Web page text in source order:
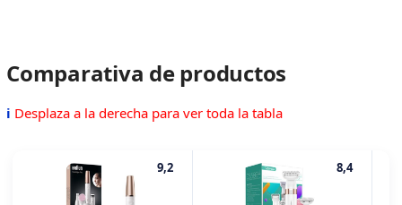
Comparativa de productos
ℹ Desplaza a la derecha para ver toda la tabla
9,2 8,4